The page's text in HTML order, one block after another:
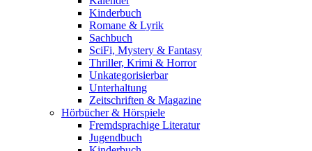
Kinderbuch
Romane & Lyrik
Sachbuch
SciFi, Mystery & Fantasy
Thriller, Krimi & Horror
Unkategorisierbar
Unterhaltung
Zeitschriften & Magazine
Hörbücher & Hörspiele
Fremdsprachige Literatur
Jugendbuch